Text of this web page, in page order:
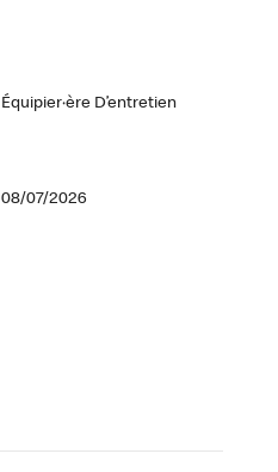
Équipier·ère D’entretien
08/07/2026